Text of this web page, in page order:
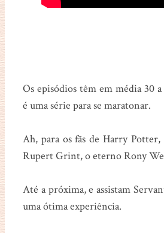
Os episódios têm em média 30
é uma série para se maratonar.
Ah, para os fãs de Harry Potter,
Rupert Grint, o eterno Rony
Até a próxima, e assistam
uma ótima experiência.